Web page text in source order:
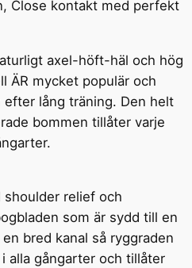
Close kontakt med perfekt
axel-höft-häl och hög
ÄR mycket populär och
lång träning. Den helt
bommen tillåter varje
relief och
som är sydd till en
bred kanal så ryggraden
alla gångarter och tillåter